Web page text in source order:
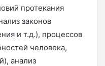
протекания
законов
и т.д.), процессов
человека,
анализ